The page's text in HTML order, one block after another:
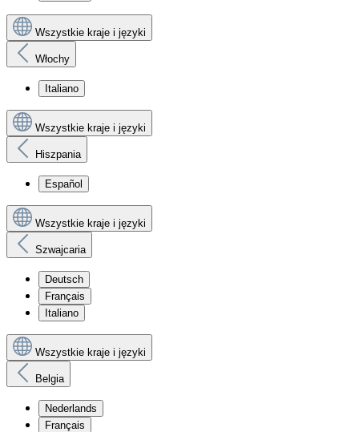
Wszystkie kraje i języki
Włochy
Italiano
Wszystkie kraje i języki
Hiszpania
Español
Wszystkie kraje i języki
Szwajcaria
Deutsch
Français
Italiano
Wszystkie kraje i języki
Belgia
Nederlands
Français